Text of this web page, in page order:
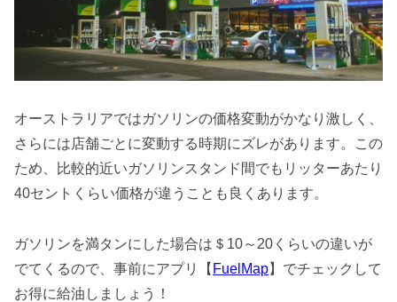
オーストラリアではガソリンの価格変動がかなり激しく、
さらには店舗ごとに変動する時期にズレがあります。この
ため、比較的近いガソリンスタンド間でもリッターあたり
40セントくらい価格が違うことも良くあります。
ガソリンを満タンにした場合は＄10～20くらいの違いが
でてくるので、事前にアプリ【 FuelMap】でチェックして
お得に給油しましょう！